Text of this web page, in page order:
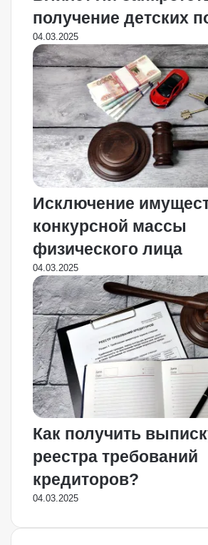
получение детских
04.03.2025
Исключение
конкурсной массы
физического лица
04.03.2025
Как получить
реестра требований
кредиторов?
04.03.2025